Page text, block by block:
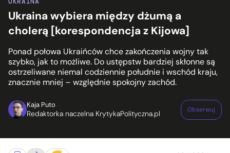
Ukraina wybiera między dżumą a
cholerą [korespondencja z Kijowa]
Ponad połowa Ukraińców chce zakończenia wojny tak
szybko, jak to możliwe. Do ustępstw bardziej skłonne są
ostrzeliwane niemal codziennie południe i wschód kraju,
znacznie mniej – względnie spokojny zachód.
Kaja Puto
Redaktorka naczelna KrytykaPolityczna.pl Obserwuj